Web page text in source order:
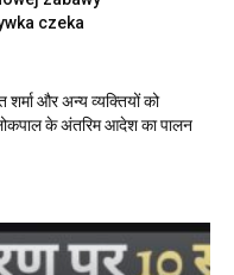
czeka
शर्मा और अन्य व्यक्तियों को
के अंतरिम आदेश का पालन